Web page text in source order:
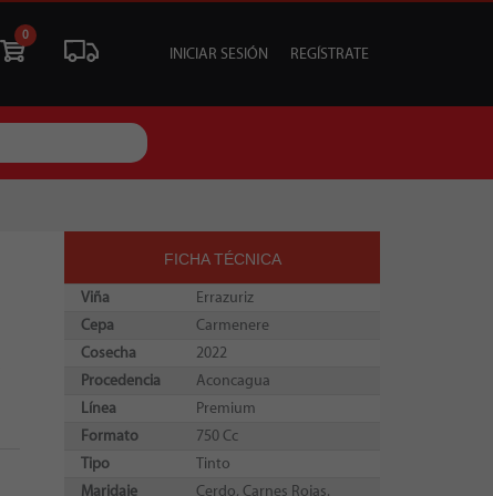
TU EVENTO
0
INICIAR SESIÓN REGÍSTRATE
FICHA TÉCNICA
Viña
Errazuriz
Cepa
Carmenere
Cosecha
2022
Procedencia
Aconcagua
Línea
Premium
Formato
750 Cc
Tipo
Tinto
Maridaje
Cerdo, Carnes Rojas.